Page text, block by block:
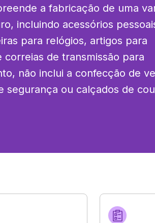
a fabricação de uma
incluindo acessórios
para relógios, artigos para
correias de transmissão para
não inclui a confecção de
segurança ou calçados de